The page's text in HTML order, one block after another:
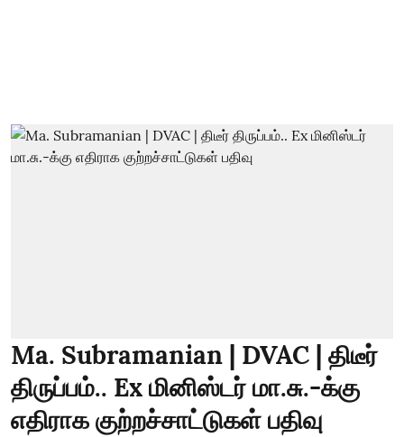
Ma. Subramanian | DVAC | திடீர்
திருப்பம்.. Ex மினிஸ்டர் மா.சு.-க்கு
எதிராக குற்றச்சாட்டுகள் பதிவு